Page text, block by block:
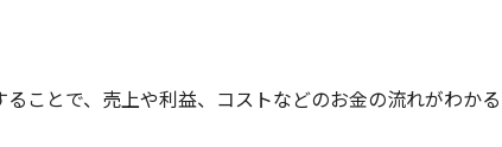
ことで、売上や利益、コストなどのお金の流れがわかる